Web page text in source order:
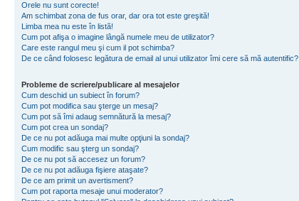
Orele nu sunt corecte!
Am schimbat zona de fus orar, dar ora tot este greşită!
Limba mea nu este în listă!
Cum pot afişa o imagine lângă numele meu de utilizator?
Care este rangul meu şi cum il pot schimba?
De ce când folosesc legătura de email al unui utilizator îmi cere să mă autentific?
Probleme de scriere/publicare al mesajelor
Cum deschid un subiect în forum?
Cum pot modifica sau şterge un mesaj?
Cum pot să îmi adaug semnătură la mesaj?
Cum pot crea un sondaj?
De ce nu pot adăuga mai multe opţiuni la sondaj?
Cum modific sau şterg un sondaj?
De ce nu pot să accesez un forum?
De ce nu pot adăuga fişiere ataşate?
De ce am primit un avertisment?
Cum pot raporta mesaje unui moderator?